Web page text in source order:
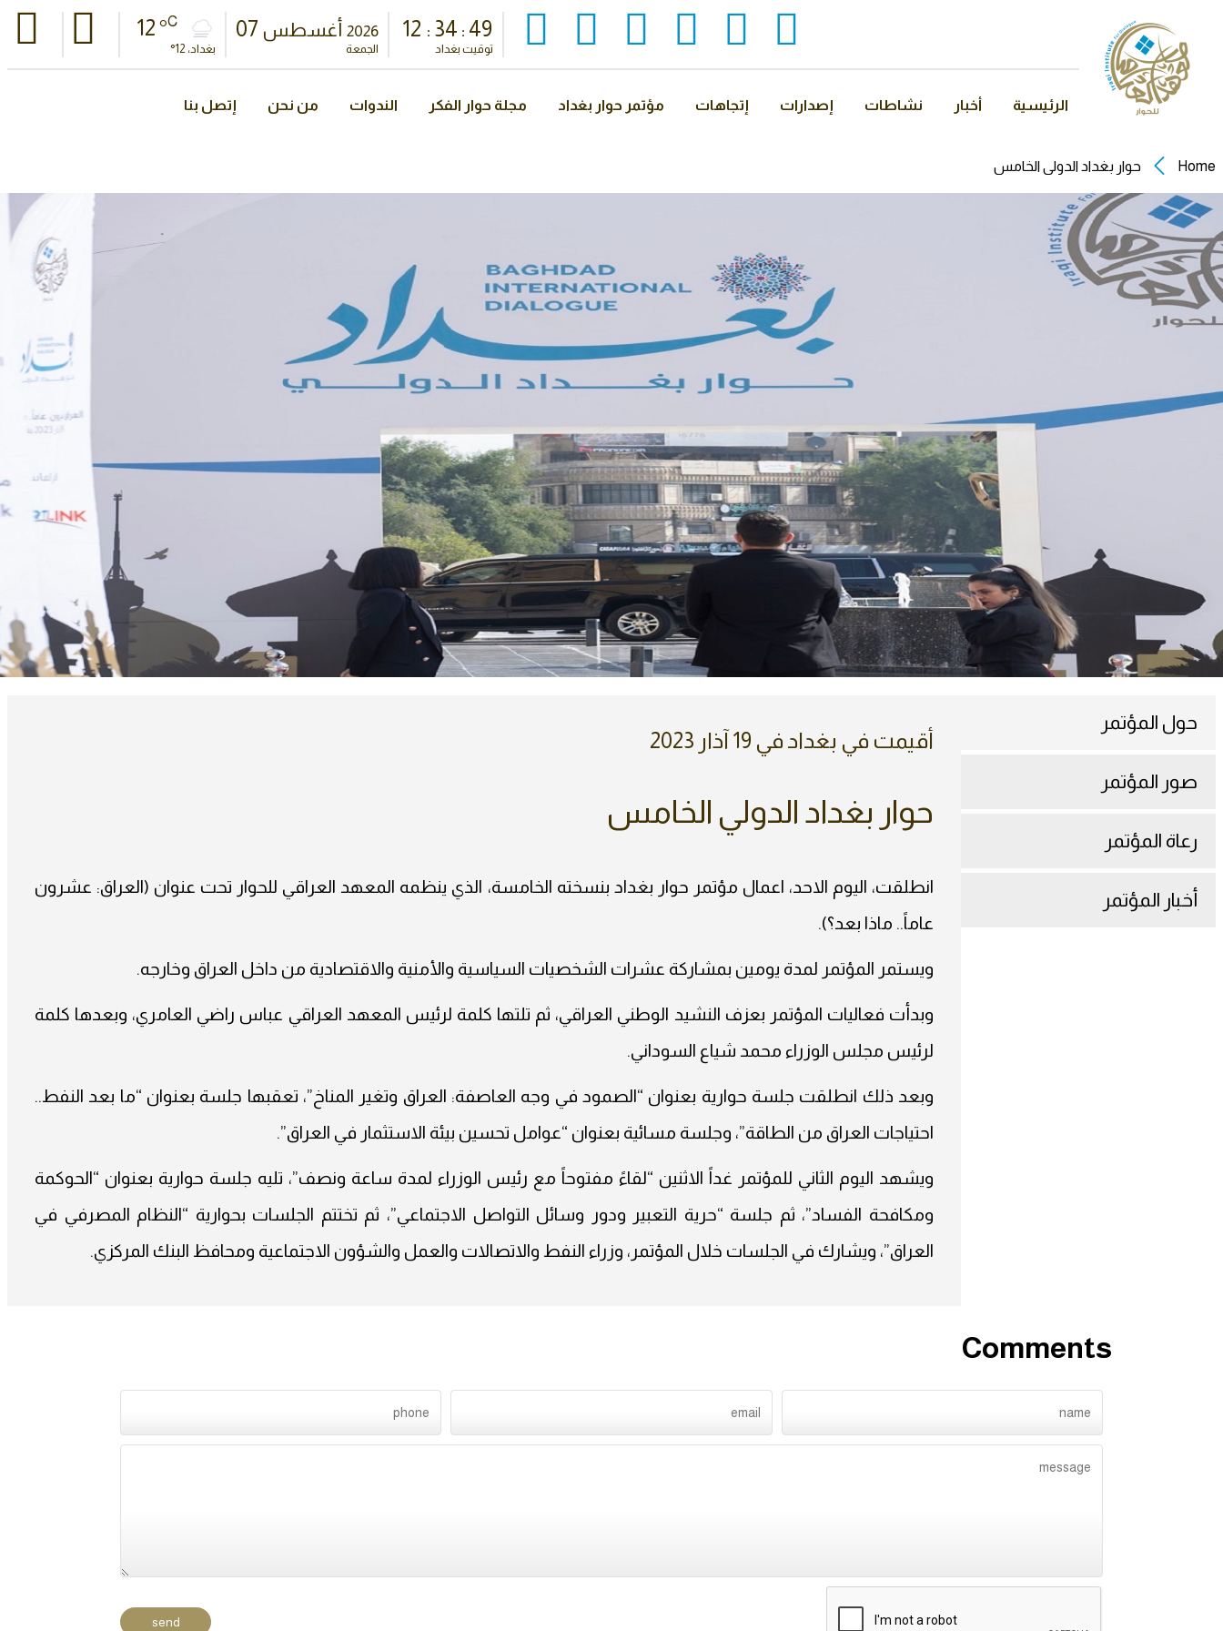
12 : 34 : 51
توقيت بغداد
2026 أغسطس 07
الجمعة
12 °C
بغداد، 12°
الرئيسية أخبار نشاطات إصدارات إتجاهات مؤتمر حوار بغداد مجلة حوار الفكر الندوات من نحن إتصل بنا
Home حوار بغداد الدولي الخامس
حول المؤتمر
صور المؤتمر
رعاة المؤتمر
أخبار المؤتمر
أقيمت في بغداد في 19 آذار 2023
حوار بغداد الدولي الخامس
انطلقت، اليوم الاحد، اعمال مؤتمر حوار بغداد بنسخته الخامسة، الذي ينظمه المعهد العراقي للحوار تحت عنوان (العراق: عشرون
عاماً.. ماذا بعد؟).
ويستمر المؤتمر لمدة يومين بمشاركة عشرات الشخصيات السياسية والأمنية والاقتصادية من داخل العراق وخارجه.
وبدأت فعاليات المؤتمر بعزف النشيد الوطني العراقي، ثم تلتها كلمة لرئيس المعهد العراقي عباس راضي العامري، وبعدها كلمة
لرئيس مجلس الوزراء محمد شياع السوداني.
وبعد ذلك انطلقت جلسة حوارية بعنوان “الصمود في وجه العاصفة: العراق وتغير المناخ”، تعقبها جلسة بعنوان “ما بعد النفط..
احتياجات العراق من الطاقة”، وجلسة مسائية بعنوان “عوامل تحسين بيئة الاستثمار في العراق”.
ويشهد اليوم الثاني للمؤتمر غداً الاثنين “لقاءً مفتوحاً مع رئيس الوزراء لمدة ساعة ونصف”، تليه جلسة حوارية بعنوان “الحوكمة
ومكافحة الفساد”، ثم جلسة “حرية التعبير ودور وسائل التواصل الاجتماعي”، ثم تختتم الجلسات بحوارية “النظام المصرفي في
العراق”، ويشارك في الجلسات خلال المؤتمر، وزراء النفط والاتصالات والعمل والشؤون الاجتماعية ومحافظ البنك المركزي.
Comments